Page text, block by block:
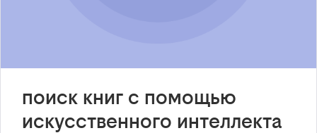
поиск книг с помощью
искусственного интеллекта